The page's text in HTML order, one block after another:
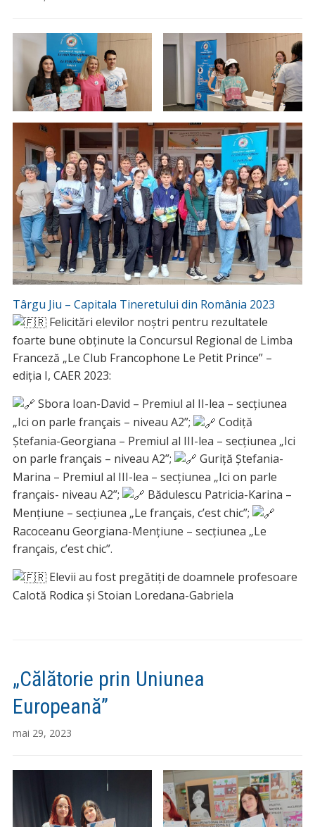
Târgu Jiu – Capitala Tineretului din România 2023
Felicitări elevilor noștri pentru rezultatele
foarte bune obținute la Concursul Regional de Limba
Franceză „Le Club Francophone Le Petit Prince” –
ediția I, CAER 2023:
Sbora Ioan-David – Premiul al II-lea – secțiunea
„Ici on parle français – niveau A2”;
Codiță
Ștefania-Georgiana – Premiul al III-lea – secțiunea „Ici
on parle français – niveau A2”;
Guriță Ștefania-
Marina – Premiul al III-lea – secțiunea „Ici on parle
français- niveau A2”;
Bădulescu Patricia-Karina –
Mențiune – secțiunea „Le français, c’est chic”;
Racoceanu Georgiana-Mențiune – secțiunea „Le
français, c’est chic”.
Elevii au fost pregătiți de doamnele profesoare
Calotă Rodica și Stoian Loredana-Gabriela
„Călătorie prin Uniunea
Europeană”
mai 29, 2023